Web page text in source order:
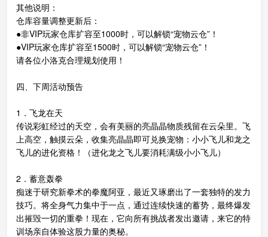
其他说明：
仓库容量调整更新后：
●非VIP玩家仓库扩容至1000时，可以解锁“宠物云仓”！
●VIP玩家仓库扩容至1500时，可以解锁“宠物云仓”！
请各位小洛克合理规划使用！
四、下周活动预告
1．飞龙在天
传说彩虹经过的天空，会有美丽的亮晶晶物质残留在云朵里。飞
上高空，触摸云朵，收集亮晶晶即可兑换宠物：小小飞儿和龙之
飞儿的进化资格！（进化龙之飞儿要消耗满级小小飞儿）
2．蓄意轰拳
痴迷于研究新拳术的拳魔阿亚，最近又琢磨出了一套独特的发力
技巧。将全身气力集中于一点，通过连续快速的蓄势，最终爆发
出摧毁一切的重拳！现在，它向所有挑战者发出邀请，来它的特
训场亲自体验这股力量的奥秘。